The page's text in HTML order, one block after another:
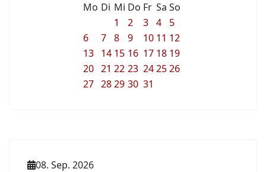
Mo Di Mi Do Fr Sa So
1
2 3 4
5
6
7 8 9 10 11 12
13 14 15 16 17 18 19
20 21 22 23 242526
27 2829 30 31
08. Sep. 2026